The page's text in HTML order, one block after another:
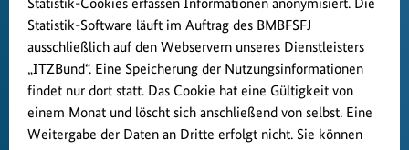
Statistik-Software läuft im Auftrag des BMBFSFJ
ausschließlich auf den Webservern unseres Dienstleisters
„ITZBund“. Eine Speicherung der Nutzungsinformationen
findet nur dort statt. Das Cookie hat eine Gültigkeit von
einem Monat und löscht sich anschließend von selbst. Eine
Weitergabe der Daten an Dritte erfolgt nicht. Sie können